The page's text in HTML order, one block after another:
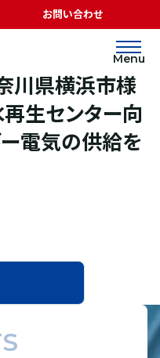
お問い合わせ
Menu
県横浜市様 下水道河川局都筑水
の供給を行います
奈川県横浜市様
生センター向
電気の供給を